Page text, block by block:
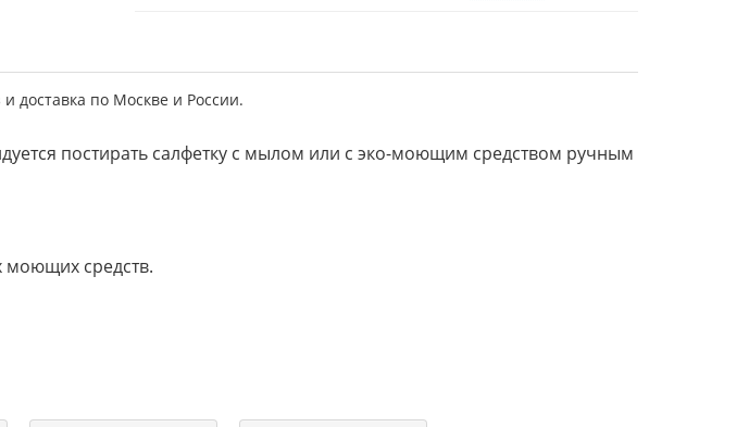
доставка по Москве и России.
постирать салфетку с мылом или с эко-моющим средством ручным
моющих средств.